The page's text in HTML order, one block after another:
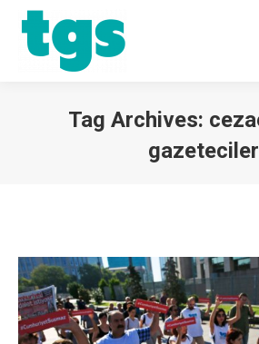
Tag Archives:
gazeteciler